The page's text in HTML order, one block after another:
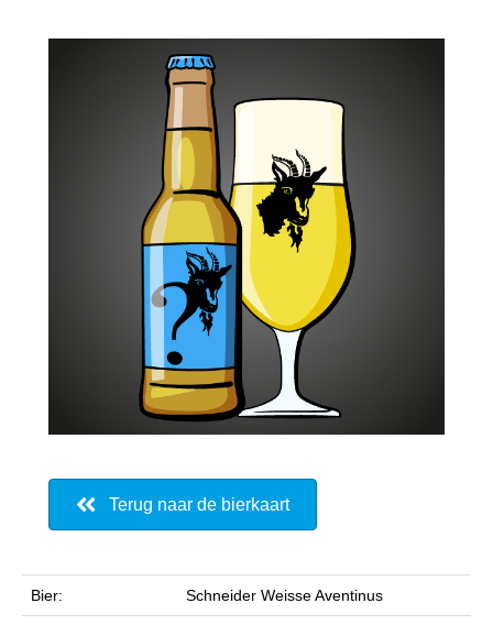
Terug naar de bierkaart
Bier: Schneider Weisse Aventinus